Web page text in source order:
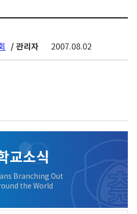
교소식
Branching Out
the World
/ 관리자 2007.08.02